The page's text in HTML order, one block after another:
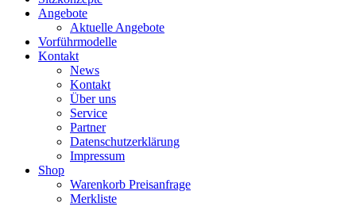
Angebote
Aktuelle Angebote
Vorführmodelle
Kontakt
News
Kontakt
Über uns
Service
Partner
Datenschutzerklärung
Impressum
Shop
Warenkorb Preisanfrage
Merkliste